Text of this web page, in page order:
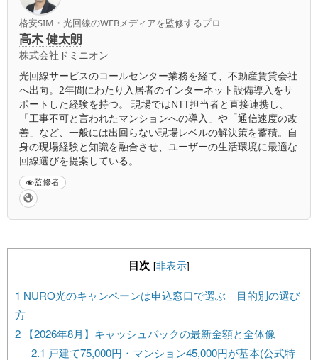
格安SIM・光回線のWEBメディアを監修するプロ
高木 健太朗
株式会社ドミニオン
光回線サービスのコールセンター業務を経て、不動産賃貸会社
へ出向。2年間にわたり入居者のインターネット設備導入をサ
ポートした経験を持つ。 現場ではNTT担当者と直接連携し、
「工事不可と言われたマンションへの導入」や「通信速度の改
善」など、一般には出回らない現場レベルの解決策を蓄積。自
身の現場経験と知識を融合させ、ユーザーの生活環境に最適な
回線選びを提案している。
監修者
目次 [非表示]
1 NURO光のキャンペーンは申込窓口で選ぶ｜目的別の選び
方
2 【2026年8月】キャッシュバックの最新金額と全体像
2.1 戸建て75,000円・マンション45,000円が基本(公式特